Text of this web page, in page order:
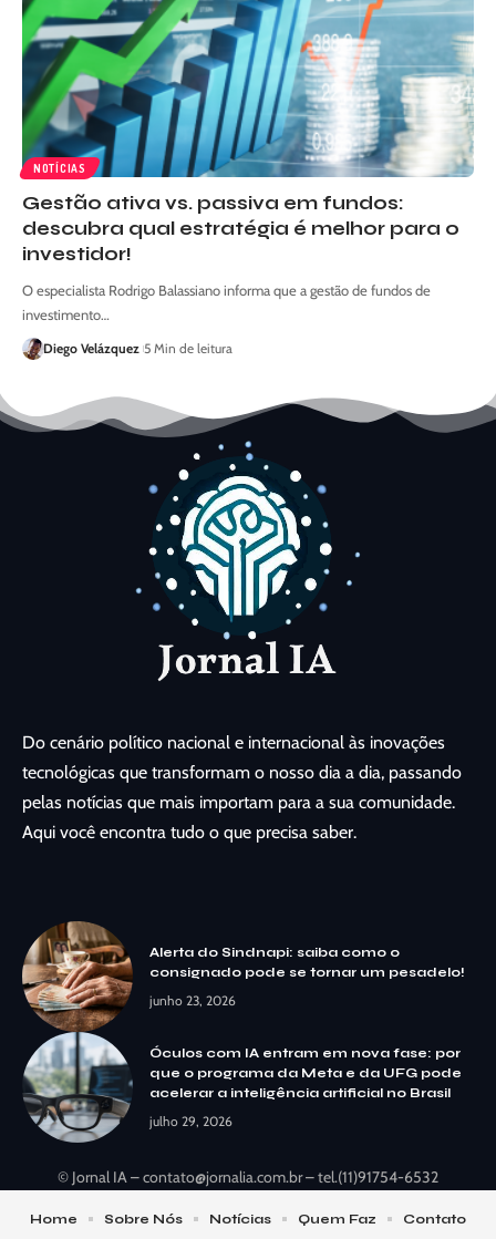
NOTÍCIAS
Gestão ativa vs. passiva em fundos:
descubra qual estratégia é melhor para o
investidor!
O especialista Rodrigo Balassiano informa que a gestão de fundos de
investimento…
Diego Velázquez 5 Min de leitura
Do cenário político nacional e internacional às inovações
tecnológicas que transformam o nosso dia a dia, passando
pelas notícias que mais importam para a sua comunidade.
Aqui você encontra tudo o que precisa saber.
Alerta do Sindnapi: saiba como o
consignado pode se tornar um pesadelo!
junho 23, 2026
Óculos com IA entram em nova fase: por
que o programa da Meta e da UFG pode
acelerar a inteligência artificial no Brasil
julho 29, 2026
© Jornal IA –contato@jornalia.com.br– tel.(11)91754-6532
Home Sobre Nós Notícias Quem Faz Contato